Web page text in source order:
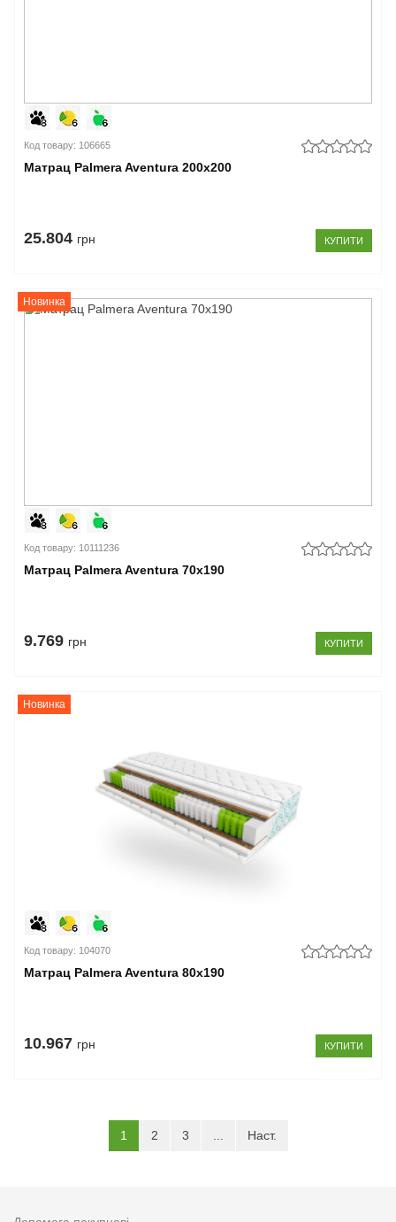
Код товару: 106665
Матрац Palmera Aventura 200x200
25.804 грн КУПИТИ
Новинка
Код товару: 10111236
Матрац Palmera Aventura 70x190
9.769 грн КУПИТИ
Новинка
Код товару: 104070
Матрац Palmera Aventura 80x190
10.967 грн КУПИТИ
1 (current)
2 3 Наст.